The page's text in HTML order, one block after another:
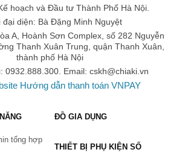
hoạch và Đầu tư Thành Phố Hà Nội.
đại diện: Bà Đặng Minh Nguyệt
A, Hoành Sơn Complex, số 282 Nguyễn
Thanh Xuân Trung, quận Thanh Xuân,
thành phố Hà Nội
0932.888.300. Email: cskh@chiaki.vn
Hướng dẫn thanh toán VNPAY
tổng hợp
ĐỒ GIA DỤNG
THIẾT BỊ PHỤ KIỆN SỐ
XXX-XXXX
lần
hàng:
LẤY MÃ NGAY